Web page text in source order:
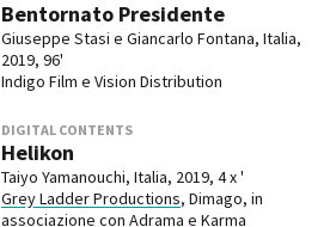
Bentornato Presidente
Giuseppe Stasi e Giancarlo Fontana, Italia,
2019, 96'
Indigo Film e Vision Distribution
DIGITAL CONTENTS
Helikon
Taiyo Yamanouchi, Italia, 2019, 4 x '
Grey Ladder Productions, Dimago, in
associazione con Adrama e Karma